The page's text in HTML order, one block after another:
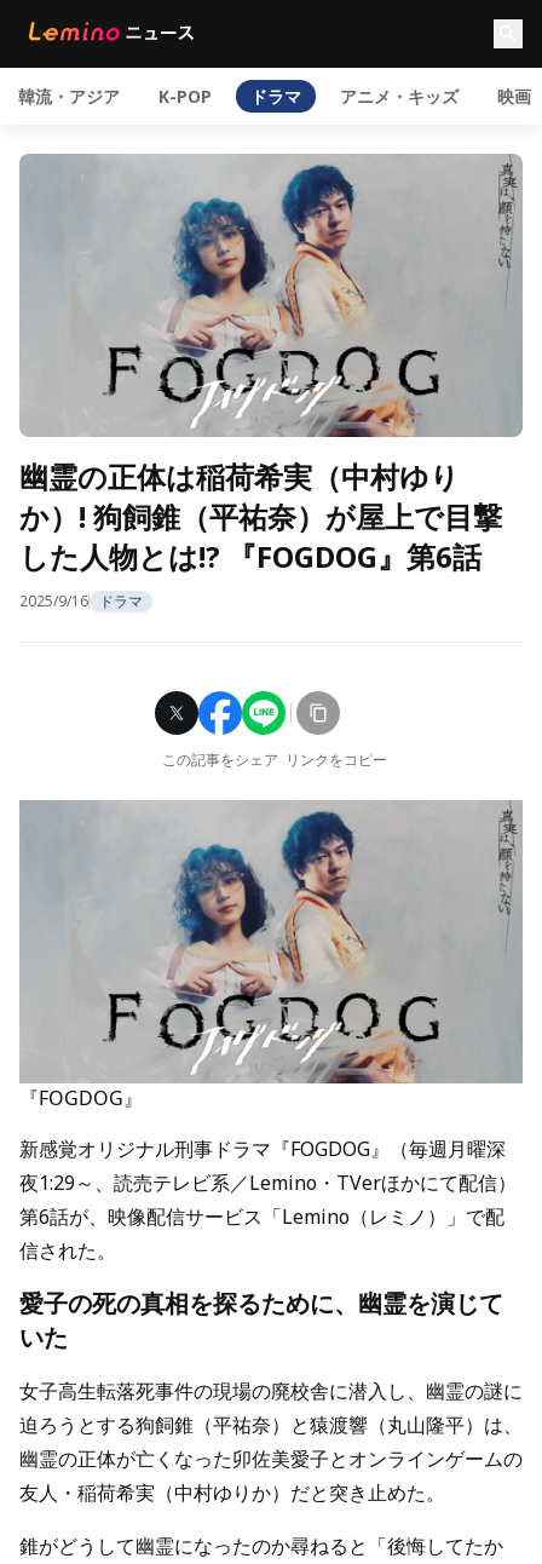
韓流・アジア K-POP ドラマ アニメ・キッズ 映画
幽霊の正体は稲荷希実（中村ゆり
か）! 狗飼錐（平祐奈）が屋上で目撃
した人物とは!? 『FOGDOG』第6話
2025/9/16 ドラマ
この記事をシェア リンクをコピー
『FOGDOG』
新感覚オリジナル刑事ドラマ『FOGDOG』（毎週月曜深
夜1:29～、読売テレビ系／Lemino・TVerほかにて配信）
第6話が、映像配信サービス「Lemino（レミノ）」で配
信された。
愛子の死の真相を探るために、幽霊を演じて
いた
女子高生転落死事件の現場の廃校舎に潜入し、幽霊の謎に
迫ろうとする狗飼錐（平祐奈）と猿渡響（丸山隆平）は、
幽霊の正体が亡くなった卯佐美愛子とオンラインゲームの
友人・稲荷希実（中村ゆりか）だと突き止めた。
錐がどうして幽霊になったのか尋ねると「後悔してたか